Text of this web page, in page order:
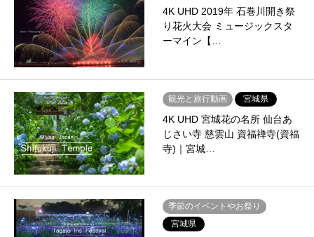
4K UHD 2019年 石巻川開き祭
り花火大会 ミュージックスタ
ーマイン【…
観光と旅行動画 宮城県
4K UHD 宮城花の名所 仙台あ
じさい寺 慈雲山 資福禅寺(資福
寺)｜宮城…
季節のイベントやお祭り
宮城県